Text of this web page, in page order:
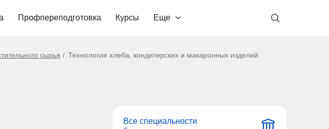
Профпереподготовка Курсы Еще
сырья Технология хлеба, кондитерских и макаронных изделий
Все специальности